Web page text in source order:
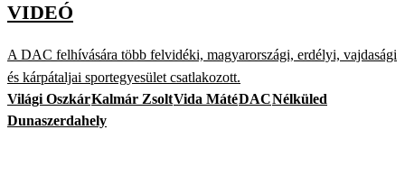
VIDEÓ
A DAC felhívására több felvidéki, magyarországi, erdélyi, vajdasági
és kárpátaljai sportegyesület csatlakozott.
Világi OszkárKalmár ZsoltVida MátéDACNélküled
Dunaszerdahely